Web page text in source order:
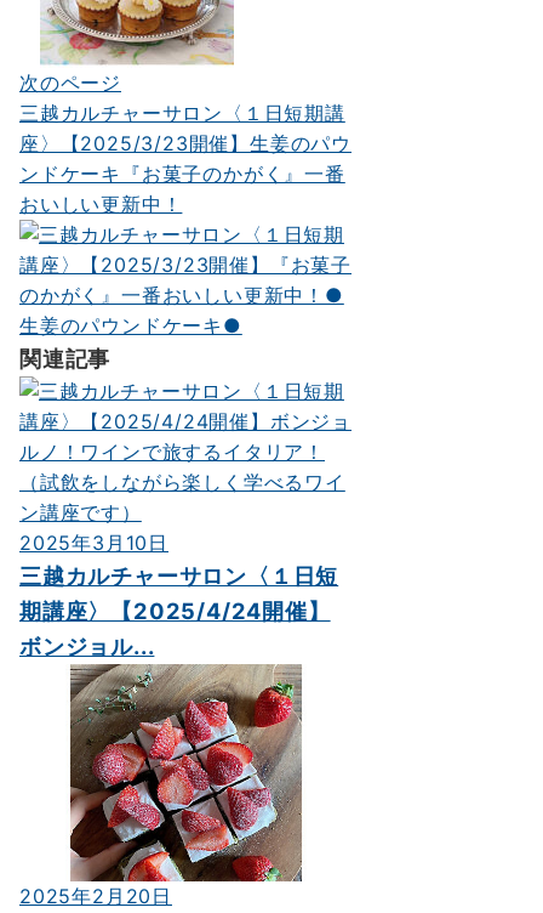
シ
ョ
ン
次のページ
三越カルチャーサロン〈１日短期講
座〉【2025/3/23開催】生姜のパウ
ンドケーキ『お菓子のかがく』一番
おいしい更新中！
関連記事
2025年3月10日
三越カルチャーサロン〈１日短
期講座〉【2025/4/24開催】
ボンジョル...
2025年2月20日